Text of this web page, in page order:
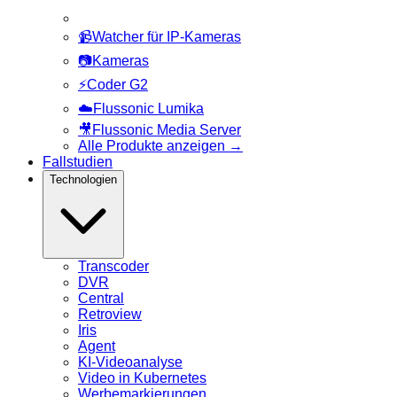
📹Watcher für IP-Kameras
📷Kameras
⚡Coder G2
☁️Flussonic Lumika
🎥 Flussonic Media Server
Alle Produkte anzeigen →
Fallstudien
Technologien
Transcoder
DVR
Central
Retroview
Iris
Agent
KI-Videoanalyse
Video in Kubernetes